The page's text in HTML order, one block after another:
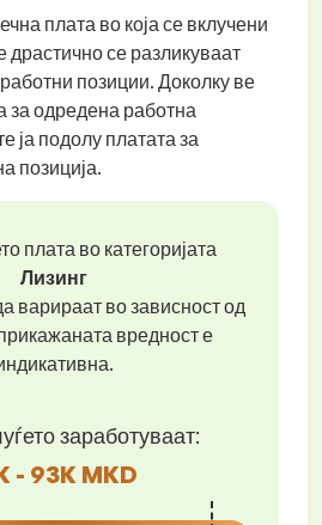
плата во која се вклучени
драстично се разликуваат
позиции. Доколку ве
за одредена работна
ја подолу платата за
позиција.
плата во категоријата
Лизинг
варираат во зависност од
вредност е
заработуваат:
- 93K MKD